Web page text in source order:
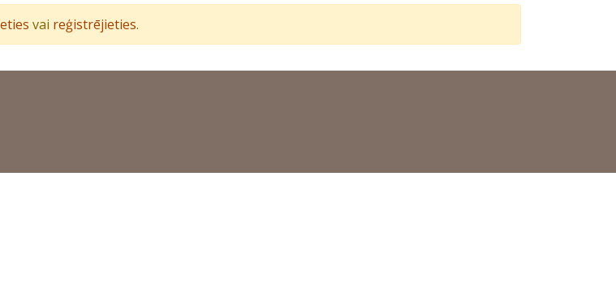
vai reģistrējieties.